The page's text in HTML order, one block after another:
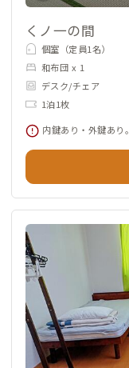
くノ一の間
個室（定員1名）
和布団 x 1
デスク/チェア
1泊1枚
内鍵あり・外鍵あり。